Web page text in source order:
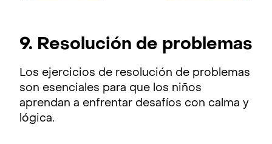
9. Resolución de problemas
Los ejercicios de resolución de problemas
son esenciales para que los niños
aprendan a enfrentar desafíos con calma y
lógica.